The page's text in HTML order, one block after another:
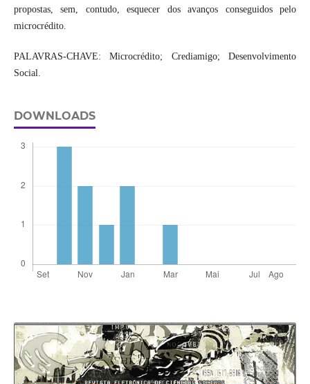
propostas, sem, contudo, esquecer dos avanços conseguidos pelo
microcrédito.
PALAVRAS-CHAVE: Microcrédito; Crediamigo; Desenvolvimento
Social.
DOWNLOADS